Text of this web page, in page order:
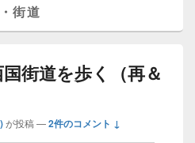
街道
国街道を歩く（再＆
が投稿 —2件のコメント ↓